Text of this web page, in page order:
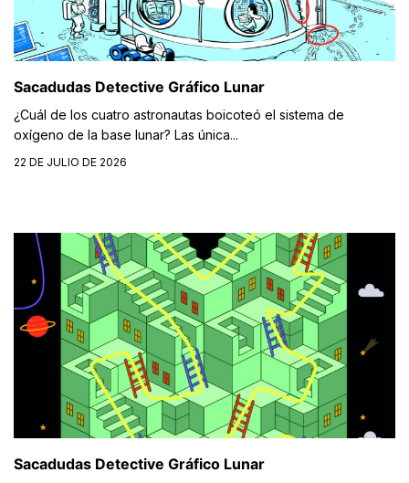
Sacadudas Detective Gráfico Lunar
¿Cuál de los cuatro astronautas boicoteó el sistema de
oxígeno de la base lunar? Las única...
22 DE JULIO DE 2026
Sacadudas Detective Gráfico Lunar